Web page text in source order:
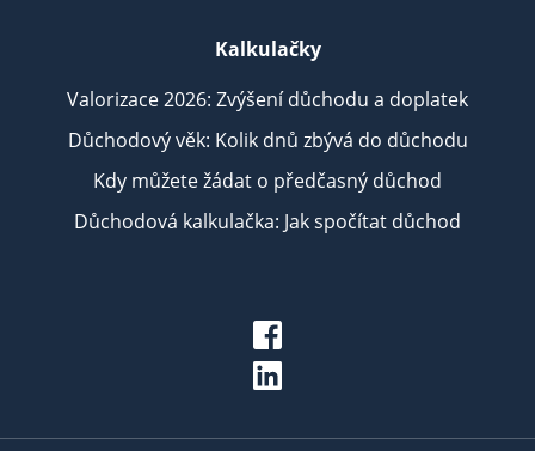
Kalkulačky
Valorizace 2026: Zvýšení důchodu a doplatek
Důchodový věk: Kolik dnů zbývá do důchodu
Kdy můžete žádat o předčasný důchod
Důchodová kalkulačka: Jak spočítat důchod